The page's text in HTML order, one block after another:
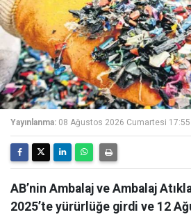
Yayınlanma: 08 Ağustos 2026 Cumartesi 17:55
AB’nin Ambalaj ve Ambalaj
2025’te yürürlüğe girdi ve 12